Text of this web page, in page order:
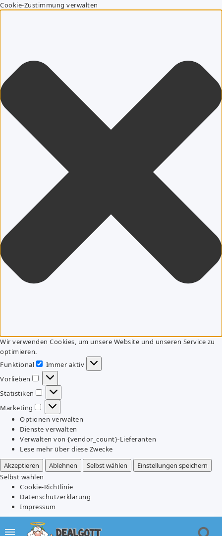
Cookie-Zustimmung verwalten
Wir verwenden Cookies, um unsere Website und unseren Service zu
optimieren.
Funktional
Funktional
Immer aktiv
Vorlieben
Vorlieben
Statistiken
Statistiken
Marketing
Marketing
Optionen verwalten
Dienste verwalten
Verwalten von {vendor_count}-Lieferanten
Lese mehr über diese Zwecke
Akzeptieren
Ablehnen Selbst wählen
Einstellungen speichern
Selbst wählen
Cookie-Richtlinie
Datenschutzerklärung
Impressum